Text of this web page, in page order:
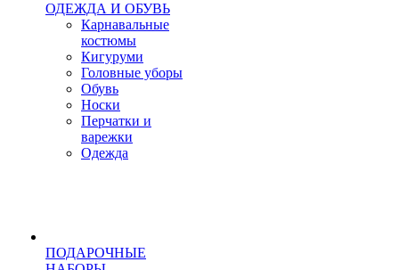
ОДЕЖДА И ОБУВЬ
Карнавальные
костюмы
Кигуруми
Головные уборы
Обувь
Носки
Перчатки и
варежки
Одежда
ПОДАРОЧНЫЕ